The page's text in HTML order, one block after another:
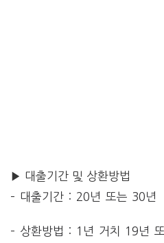
▶ 대출기간 및 상환방법
– 대출기간 : 20년 또는 30년
– 상환방법 : 1년 거치 19년